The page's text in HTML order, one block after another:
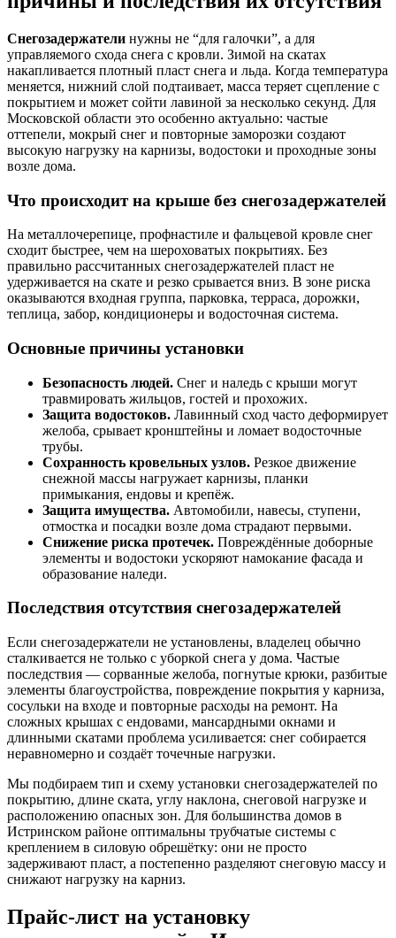
Снегозадержатели нужны не “для галочки”, а для
управляемого схода снега с кровли. Зимой на скатах
накапливается плотный пласт снега и льда. Когда температура
меняется, нижний слой подтаивает, масса теряет сцепление с
покрытием и может сойти лавиной за несколько секунд. Для
Московской области это особенно актуально: частые
оттепели, мокрый снег и повторные заморозки создают
высокую нагрузку на карнизы, водостоки и проходные зоны
возле дома.
Что происходит на крыше без снегозадержателей
На металлочерепице, профнастиле и фальцевой кровле снег
сходит быстрее, чем на шероховатых покрытиях. Без
правильно рассчитанных снегозадержателей пласт не
удерживается на скате и резко срывается вниз. В зоне риска
оказываются входная группа, парковка, терраса, дорожки,
теплица, забор, кондиционеры и водосточная система.
Основные причины установки
Безопасность людей. Снег и наледь с крыши могут
травмировать жильцов, гостей и прохожих.
Защита водостоков. Лавинный сход часто деформирует
желоба, срывает кронштейны и ломает водосточные
трубы.
Сохранность кровельных узлов. Резкое движение
снежной массы нагружает карнизы, планки
примыкания, ендовы и крепёж.
Защита имущества. Автомобили, навесы, ступени,
отмостка и посадки возле дома страдают первыми.
Снижение риска протечек. Повреждённые доборные
элементы и водостоки ускоряют намокание фасада и
образование наледи.
Последствия отсутствия снегозадержателей
Если снегозадержатели не установлены, владелец обычно
сталкивается не только с уборкой снега у дома. Частые
последствия — сорванные желоба, погнутые крюки, разбитые
элементы благоустройства, повреждение покрытия у карниза,
сосульки на входе и повторные расходы на ремонт. На
сложных крышах с ендовами, мансардными окнами и
длинными скатами проблема усиливается: снег собирается
неравномерно и создаёт точечные нагрузки.
Мы подбираем тип и схему установки снегозадержателей по
покрытию, длине ската, углу наклона, снеговой нагрузке и
расположению опасных зон. Для большинства домов в
Истринском районе оптимальны трубчатые системы с
креплением в силовую обрешётку: они не просто
задерживают пласт, а постепенно разделяют снеговую массу и
снижают нагрузку на карниз.
Прайс-лист на установку